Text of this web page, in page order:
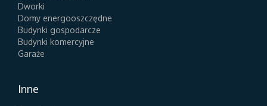
Dworki
Domy energooszczędne
Budynki gospodarcze
Budynki komercyjne
Garaże
Inne